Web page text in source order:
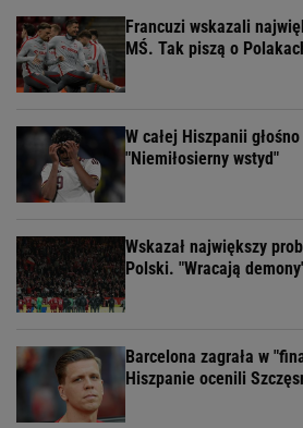
Francuzi wskazali
MŚ. Tak piszą o
W całej Hiszpanii
"Niemiłosierny wstyd"
Wskazał największy
Polski. "Wracają
Barcelona zagrała w
Hiszpanie ocenili